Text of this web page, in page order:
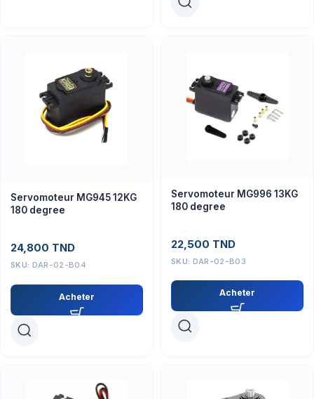
Servomoteur MG945 12KG
180 degree
24,800 TND
SKU: DAR-02-B04
Acheter
Servomoteur MG996 13KG
180 degree
22,500 TND
SKU: DAR-02-B03
Acheter